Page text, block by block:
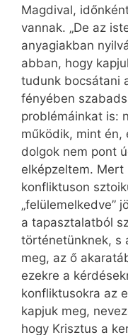
Magdival,
vannak. „De az
anyagiakban
abban, hogy
tudunk bocsátani
fényében
problémáinkat is:
működik, mint én,
dolgok nem pont
elképzeltem.
konfliktuson
„felülemelkedve”
a tapasztalatból
történetünknek, s
meg, az ő
ezekre a
konfliktusokra az
kapjuk meg,
hogy Krisztus a